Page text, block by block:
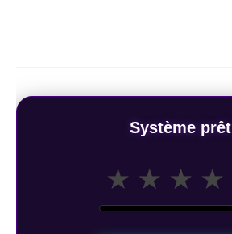
Système prêt
★ ★ ★ ★